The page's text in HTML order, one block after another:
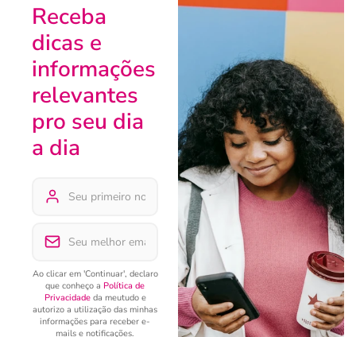
Receba
dicas e
informações
relevantes
pro seu dia
a dia
Ao clicar em 'Continuar', declaro
que conheço a Política de
Privacidadeda meutudo e
autorizo a utilização das minhas
informações para receber e-
mails e notificações.